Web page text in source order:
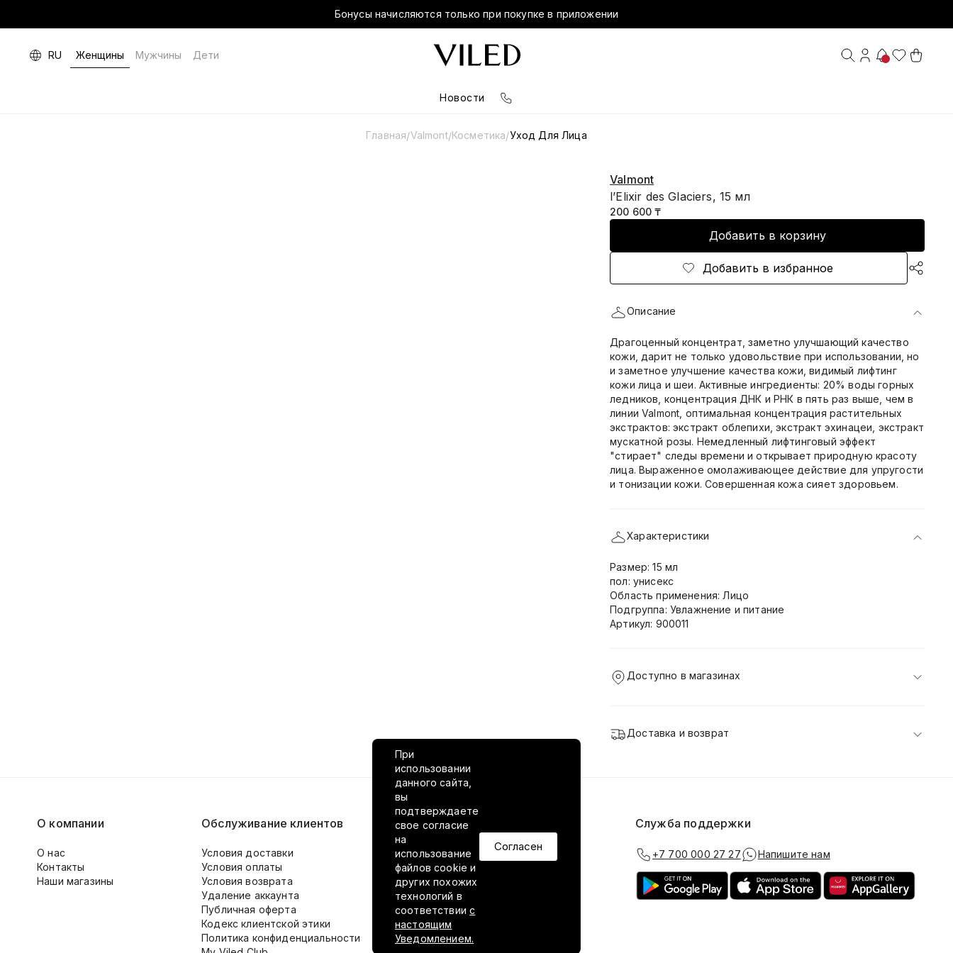
Бонусы начисляются только при покупке в приложении
RU Женщины Мужчины Дети
Новости
Главная/Valmont/Косметика/Уход Для Лица
Valmont
l’Elixir des Glaciers, 15 мл
200 600 ₸
Добавить в корзину
Добавить в избранное
Описание
Драгоценный концентрат, заметно улучшающий качество
кожи, дарит не только удовольствие при использовании, но
и заметное улучшение качества кожи, видимый лифтинг
кожи лица и шеи. Активные ингредиенты: 20% воды горных
ледников, концентрация ДНК и РНК в пять раз выше, чем в
линии Valmont, оптимальная концентрация растительных
экстрактов: экстракт облепихи, экстракт эхинацеи, экстракт
мускатной розы. Немедленный лифтинговый эффект
"стирает" следы времени и открывает природную красоту
лица. Выраженное омолаживающее действие для упругости
и тонизации кожи. Совершенная кожа сияет здоровьем.
Характеристики
Размер: 15 мл
пол: унисекс
Область применения: Лицо
Подгруппа: Увлажнение и питание
Артикул: 900011
Доступно в магазинах
Доставка и возврат
При
использовании
данного сайта,
вы
подтверждаете
свое согласие
на
использование
файлов cookie и
других похожих
технологий в
соответствиис
настоящим
Уведомлением.
Согласен
О компании
О нас
Контакты
Наши магазины
Обслуживание клиентов
Условия доставки
Условия оплаты
Условия возврата
Удаление аккаунта
Публичная оферта
Кодекс клиентской этики
Политика конфиденциальности
VILED в соцсетях Служба поддержки
+7 700 000 27 27 Напишите нам